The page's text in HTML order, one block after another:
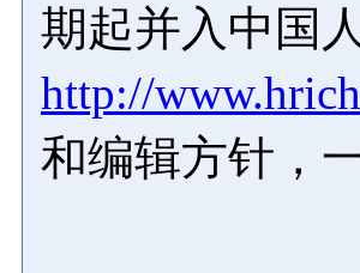
期起并入中国
http://
和编辑方针，